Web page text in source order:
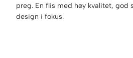
preg. En flis med høy kvalitet, god
design i fokus.